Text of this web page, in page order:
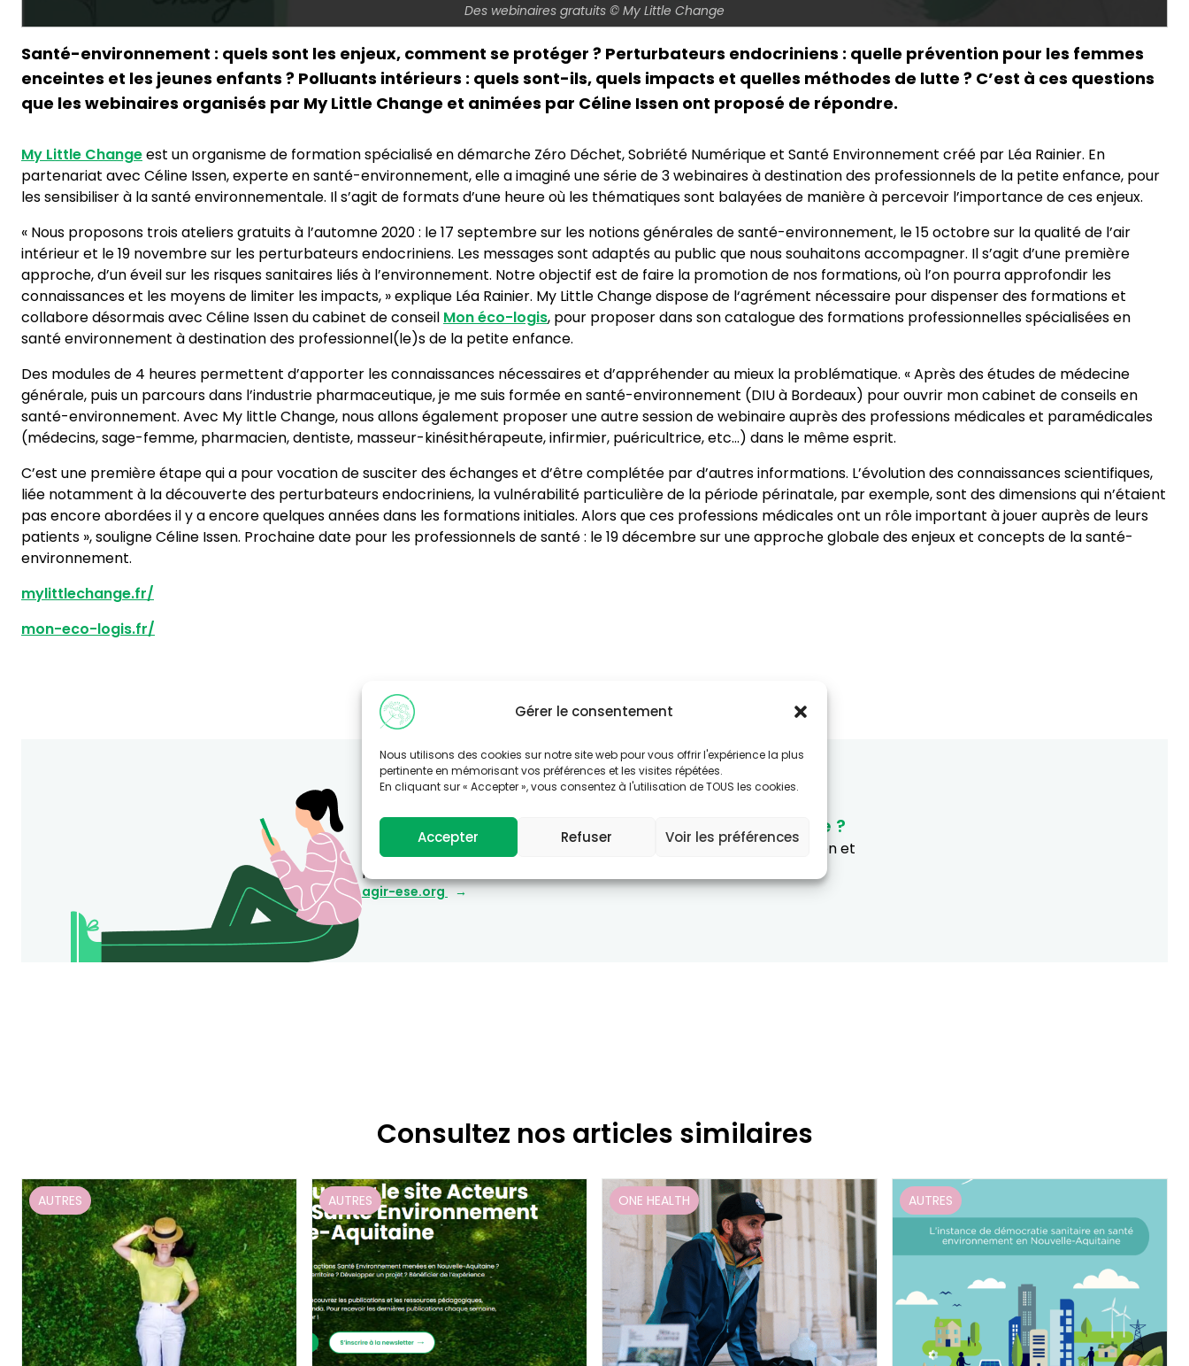
Gérer le consentement
Nous utilisons des cookies sur notre site web pour vous offrir l'expérience la plus
pertinente en mémorisant vos préférences et les visites répétées.
En cliquant sur « Accepter », vous consentez à l'utilisation de TOUS les cookies.
Accepter Refuser Voir les préférences
Des webinaires gratuits © My Little Change
Santé-environnement : quels sont les enjeux, comment se protéger ? Perturbateurs endocriniens : quelle prévention pour les femmes
enceintes et les jeunes enfants ? Polluants intérieurs : quels sont-ils, quels impacts et quelles méthodes de lutte ? C’est à ces questions
que les webinaires organisés par My Little Change et animées par Céline Issen ont proposé de répondre.
My Little Changeest un organisme de formation spécialisé en démarche Zéro Déchet, Sobriété Numérique et Santé Environnement créé par Léa Rainier. En
partenariat avec Céline Issen, experte en santé-environnement, elle a imaginé une série de 3 webinaires à destination des professionnels de la petite enfance, pour
les sensibiliser à la santé environnementale. Il s’agit de formats d’une heure où les thématiques sont balayées de manière à percevoir l’importance de ces enjeux.
« Nous proposons trois ateliers gratuits à l’automne 2020 : le 17 septembre sur les notions générales de santé-environnement, le 15 octobre sur la qualité de l’air
intérieur et le 19 novembre sur les perturbateurs endocriniens. Les messages sont adaptés au public que nous souhaitons accompagner. Il s’agit d’une première
approche, d’un éveil sur les risques sanitaires liés à l’environnement. Notre objectif est de faire la promotion de nos formations, où l’on pourra approfondir les
connaissances et les moyens de limiter les impacts, » explique Léa Rainier. My Little Change dispose de l‘agrément nécessaire pour dispenser des formations et
collabore désormais avec Céline Issen du cabinet de conseil Mon éco-logis, pour proposer dans son catalogue des formations professionnelles spécialisées en
santé environnement à destination des professionnel(le)s de la petite enfance.
Des modules de 4 heures permettent d’apporter les connaissances nécessaires et d’appréhender au mieux la problématique. « Après des études de médecine
générale, puis un parcours dans l’industrie pharmaceutique, je me suis formée en santé-environnement (DIU à Bordeaux) pour ouvrir mon cabinet de conseils en
santé-environnement. Avec My little Change, nous allons également proposer une autre session de webinaire auprès des professions médicales et paramédicales
(médecins, sage-femme, pharmacien, dentiste, masseur-kinésithérapeute, infirmier, puéricultrice, etc…) dans le même esprit.
C’est une première étape qui a pour vocation de susciter des échanges et d’être complétée par d’autres informations. L’évolution des connaissances scientifiques,
liée notamment à la découverte des perturbateurs endocriniens, la vulnérabilité particulière de la période périnatale, par exemple, sont des dimensions qui n’étaient
pas encore abordées il y a encore quelques années dans les formations initiales. Alors que ces professions médicales ont un rôle important à jouer auprès de leurs
patients », souligne Céline Issen. Prochaine date pour les professionnels de santé : le 19 décembre sur une approche globale des enjeux et concepts de la santé-
environnement.
mylittlechange.fr/
mon-eco-logis.fr/
Vous souhaitez en savoir plus sur cette thématique ?
Consultez le site Agir-ese.org, des ressources pour agir en Éducation et
promotion de la Santé-Environnement.
agir-ese.org
Consultez nos articles similaires
AUTRES AUTRES ONE HEALTH AUTRES